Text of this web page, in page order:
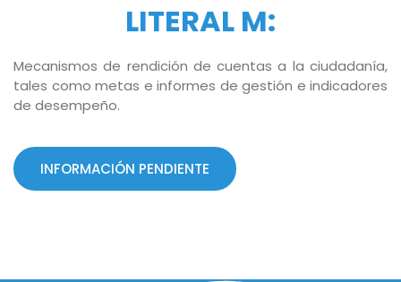
LITERAL M:
Mecanismos de rendición de cuentas a la ciudadanía,
tales como metas e informes de gestión e indicadores
de desempeño.
INFORMACIÓN PENDIENTE